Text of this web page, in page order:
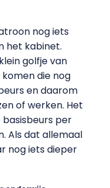
nog iets
het kabinet.
golfje van
die nog
en daarom
of werken. Het
per
Als dat allemaal
nog iets dieper